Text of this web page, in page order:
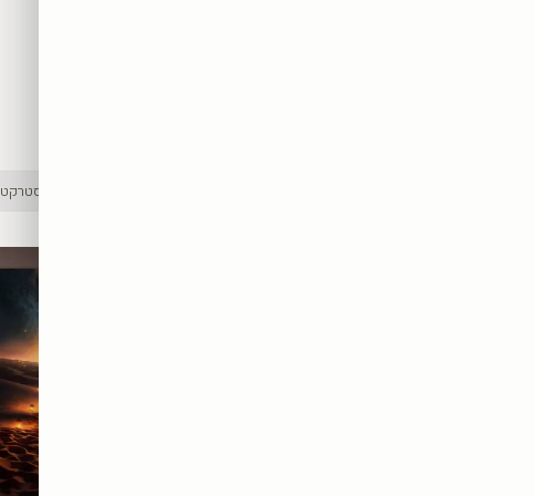
אבסטרקט